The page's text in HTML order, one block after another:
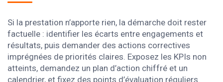
Si la prestation n’apporte rien, la démarche doit rester
factuelle : identifier les écarts entre engagements et
résultats, puis demander des actions correctives
imprégnées de priorités claires. Exposez les KPIs non
atteints, demandez un plan d’action chiffré et un
calendrier, et fixez des points d’évaluation réguliers.